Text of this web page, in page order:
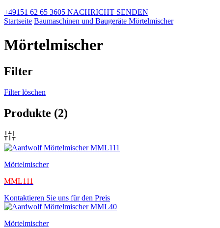
+49151 62 65 3605 NACHRICHT SENDEN
Startseite Baumaschinen und Baugeräte Mörtelmischer
Mörtelmischer
Filter
Filter löschen
Produkte (2)
Mörtelmischer
MML111
Kontaktieren Sie uns für den Preis
Mörtelmischer